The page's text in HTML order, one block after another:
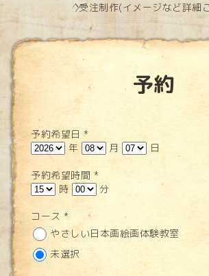
◊受注制作(イメージなど詳細
予約
予約希望日*
年
月 日
予約希望時間 *
時
分
コース*
やさしい日本画絵画体験教室
未選択